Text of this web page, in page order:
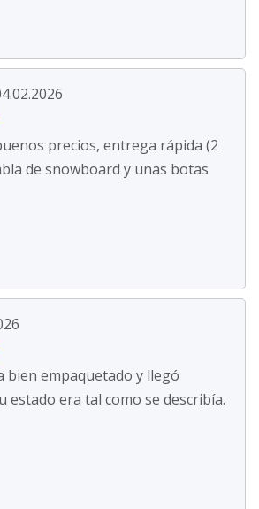
precios, entrega rápida (2
de snowboard y unas botas
bien empaquetado y llegó
estado era tal como se describía.